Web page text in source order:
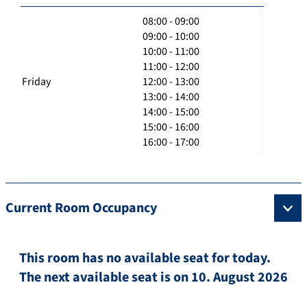
Friday
08:00 - 09:00
09:00 - 10:00
10:00 - 11:00
11:00 - 12:00
12:00 - 13:00
13:00 - 14:00
14:00 - 15:00
15:00 - 16:00
16:00 - 17:00
Current Room Occupancy
This room has no available seat for today.
The next available seat is on 10. August 2026